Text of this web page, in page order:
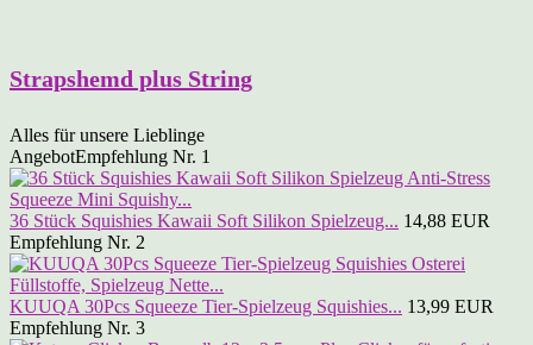
Strapshemd plus String
Alles für unsere Lieblinge
AngebotEmpfehlung Nr. 1
36 Stück Squishies Kawaii Soft Silikon Spielzeug... 14,88 EUR
Empfehlung Nr. 2
KUUQA 30Pcs Squeeze Tier-Spielzeug Squishies... 13,99 EUR
Empfehlung Nr. 3